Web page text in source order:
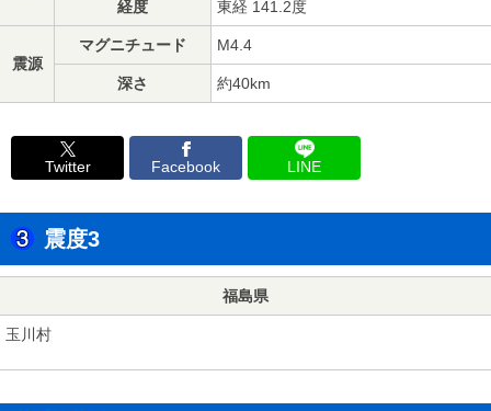
経度 東経 141.2度
震源
マグニチュード M4.4
深さ 約40km
Twitter Facebook LINE
震度3
福島県
玉川村